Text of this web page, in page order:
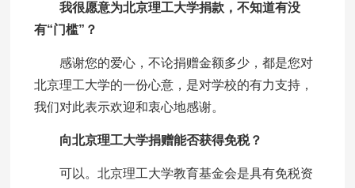
我很愿意为北京理工大学捐款，不知道有没
有“门槛”？
感谢您的爱心，不论捐赠金额多少，都是您对
北京理工大学的一份心意，是对学校的有力支持，
我们对此表示欢迎和衷心地感谢。
向北京理工大学捐赠能否获得免税？
可以。北京理工大学教育基金会是具有免税资